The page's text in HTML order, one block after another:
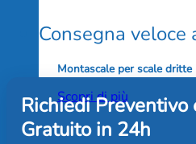
Montascale per scale dritte
Scopri di più
Consegna veloce
Richiedi
Gratuito in 24h